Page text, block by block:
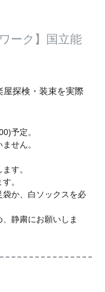
ーク】国立能
屋探検・装束を実際
予定。
せん。
す。
。
か、白ソックスを必
静粛にお願いしま